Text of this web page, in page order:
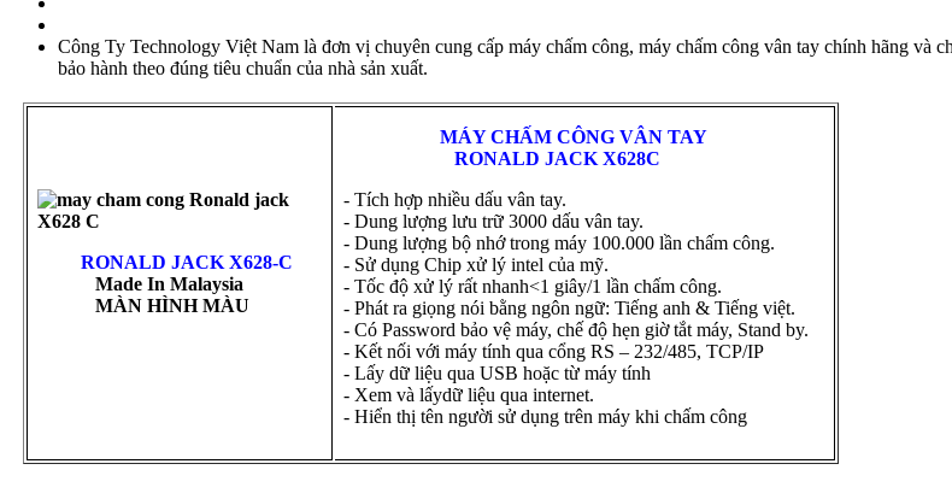
Công Ty Technology Việt Nam là đơn vị chuyên cung cấp máy chấm công, máy chấm công vân tay chính hãng và
bảo hành theo đúng tiêu chuẩn của nhà sản xuất.
RONALD JACK X628-C
Made In Malaysia
MÀN HÌNH MÀU
MÁY CHẤM CÔNG VÂN TAY
RONALD JACK X628C
- Tích hợp nhiều dấu vân tay.
- Dung lượng lưu trữ 3000 dấu vân tay.
- Dung lượng bộ nhớ trong máy 100.000 lần chấm công.
- Sử dụng Chip xử lý intel của mỹ.
- Tốc độ xử lý rất nhanh<1 giây/1 lần chấm công.
- Phát ra giọng nói bằng ngôn ngữ: Tiếng anh & Tiếng việt.
- Có Password bảo vệ máy, chế độ hẹn giờ tắt máy, Stand by.
- Kết nối với máy tính qua cổng RS – 232/485, TCP/IP
- Lấy dữ liệu qua USB hoặc từ máy tính
- Xem và lấydữ liệu qua internet.
- Hiển thị tên người sử dụng trên máy khi chấm công